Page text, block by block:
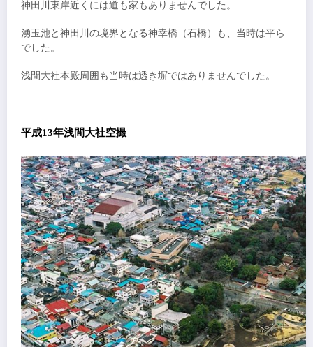
神田川東岸近くには道も家もありませんでした。
湧玉池と神田川の境界となる神幸橋（石橋）も、当時は平ら
でした。
浅間大社本殿周囲も当時は透き塀ではありませんでした。
平成13年浅間大社空撮